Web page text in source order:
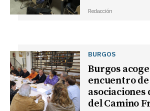
Redacción
BURGOS
Burgos
encuentro de
asociaciones
del Camino